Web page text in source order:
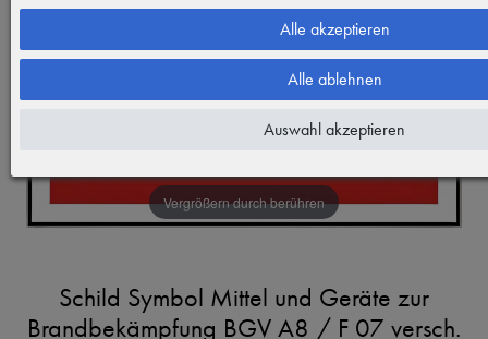
Vergrößern durch berühren
Schild Symbol Mittel und Geräte zur
Brandbekämpfung BGV A8 / F 07 versch.
Alle akzeptieren
Alle ablehnen
Auswahl akzeptieren